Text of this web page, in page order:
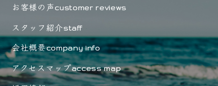
お客様の声customer reviews
スタッフ紹介staff
会社概要company info
アクセスマップaccess map